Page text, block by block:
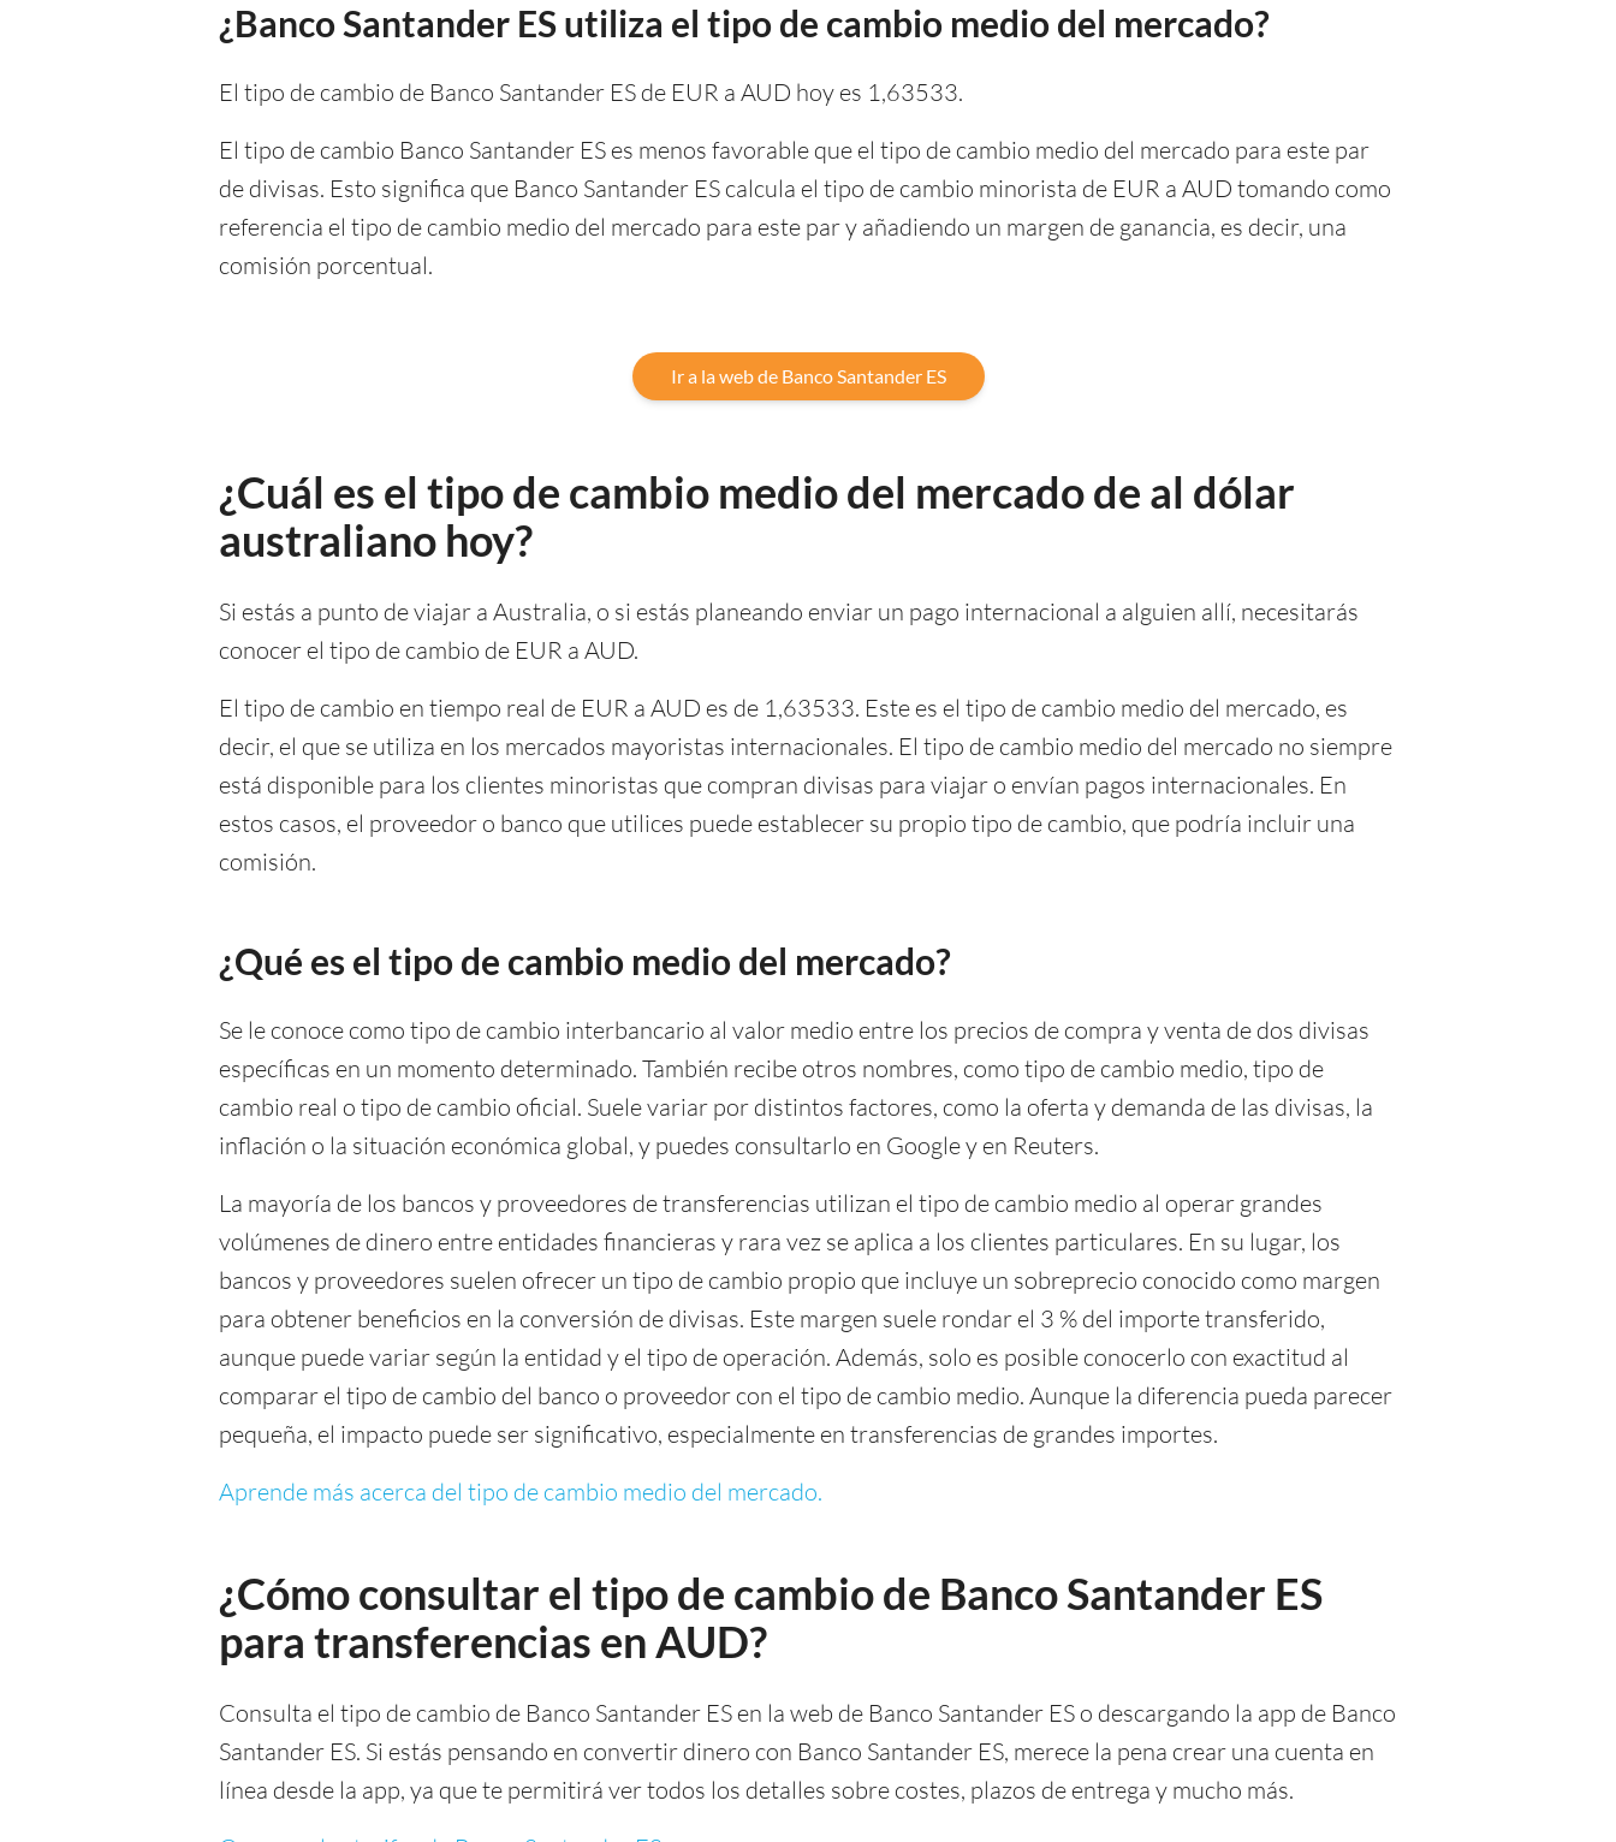
¿Banco Santander ES utiliza el tipo de cambio medio del mercado?
El tipo de cambio de Banco Santander ES de EUR a AUD hoy es 1,63533.
El tipo de cambio Banco Santander ES es menos favorable que el tipo de cambio medio del mercado para este par
de divisas. Esto significa que Banco Santander ES calcula el tipo de cambio minorista de EUR a AUD tomando como
referencia el tipo de cambio medio del mercado para este par y añadiendo un margen de ganancia, es decir, una
comisión porcentual.
Ir a la web de Banco Santander ES
¿Cuál es el tipo de cambio medio del mercado de al dólar
australiano hoy?
Si estás a punto de viajar a Australia, o si estás planeando enviar un pago internacional a alguien allí, necesitarás
conocer el tipo de cambio de EUR a AUD.
El tipo de cambio en tiempo real de EUR a AUD es de 1,63533. Este es el tipo de cambio medio del mercado, es
decir, el que se utiliza en los mercados mayoristas internacionales. El tipo de cambio medio del mercado no siempre
está disponible para los clientes minoristas que compran divisas para viajar o envían pagos internacionales. En
estos casos, el proveedor o banco que utilices puede establecer su propio tipo de cambio, que podría incluir una
comisión.
¿Qué es el tipo de cambio medio del mercado?
Se le conoce como tipo de cambio interbancario al valor medio entre los precios de compra y venta de dos divisas
específicas en un momento determinado. También recibe otros nombres, como tipo de cambio medio, tipo de
cambio real o tipo de cambio oficial. Suele variar por distintos factores, como la oferta y demanda de las divisas, la
inflación o la situación económica global, y puedes consultarlo en Google y en Reuters.
La mayoría de los bancos y proveedores de transferencias utilizan el tipo de cambio medio al operar grandes
volúmenes de dinero entre entidades financieras y rara vez se aplica a los clientes particulares. En su lugar, los
bancos y proveedores suelen ofrecer un tipo de cambio propio que incluye un sobreprecio conocido como margen
para obtener beneficios en la conversión de divisas. Este margen suele rondar el 3 % del importe transferido,
aunque puede variar según la entidad y el tipo de operación. Además, solo es posible conocerlo con exactitud al
comparar el tipo de cambio del banco o proveedor con el tipo de cambio medio. Aunque la diferencia pueda parecer
pequeña, el impacto puede ser significativo, especialmente en transferencias de grandes importes.
Aprende más acerca del tipo de cambio medio del mercado.
¿Cómo consultar el tipo de cambio de Banco Santander ES
para transferencias en AUD?
Consulta el tipo de cambio de Banco Santander ES en la web de Banco Santander ES o descargando la app de Banco
Santander ES. Si estás pensando en convertir dinero con Banco Santander ES, merece la pena crear una cuenta en
línea desde la app, ya que te permitirá ver todos los detalles sobre costes, plazos de entrega y mucho más.